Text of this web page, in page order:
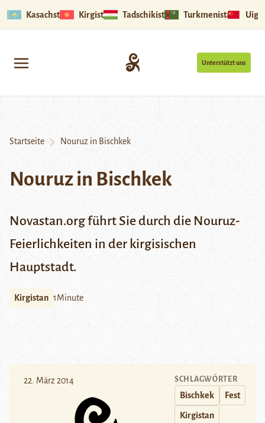
Kasachstan Kirgistan Tadschikistan Turkmenistan
Unterstützt uns
Startseite Nouruz in Bischkek
Nouruz in Bischkek
Novastan.org führt Sie durch die Nouruz-
Feierlichkeiten in der kirgisischen
Hauptstadt.
Kirgistan 1Minute
22. März 2014 SCHLAGWÖRTER
Bischkek Fest
Kirgistan